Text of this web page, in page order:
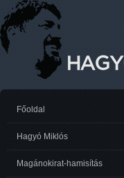
Főoldal
Hagyó Miklós
Magánokirat-hamisítás